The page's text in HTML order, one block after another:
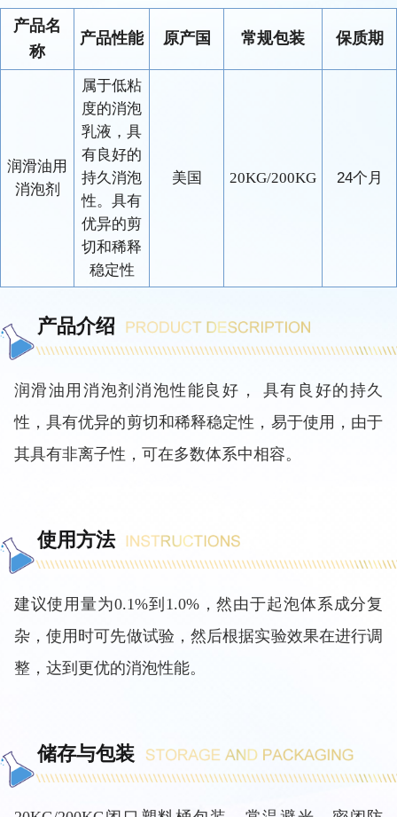
产品名
称
产品性能 原产国 常规包装 保质期
润滑油用
消泡剂
属于低粘
度的消泡
乳液，具
有良好的
持久消泡
性。具有
优异的剪
切和稀释
稳定性
美国 20KG/200KG 24个月
产品介绍
润滑油用消泡剂 消泡性能良好， 具有良好的持久
性，具有优异的剪切和稀释稳定性，易于使用，由于
其具有非离子性，可在多数体系中相容。
使用方法
建议使用量为0.1%到1.0%，然由于起泡体系成分复
杂，使用时可先做试验，然后根据实验效果在进行调
整，达到更优的消泡性能。
储存与包装